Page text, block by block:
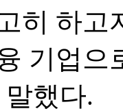
히 하
기업으
했다.